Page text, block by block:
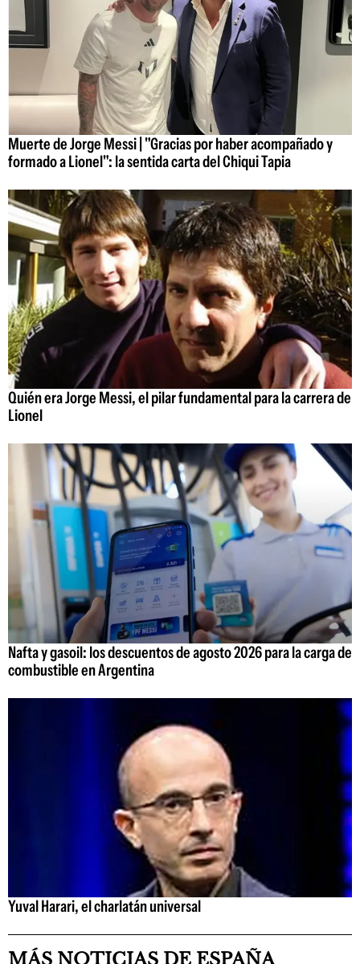
Muerte de Jorge Messi | "Gracias por haber acompañado y
formado a Lionel": la sentida carta del Chiqui Tapia
Quién era Jorge Messi, el pilar fundamental para la carrera de
Lionel
Nafta y gasoil: los descuentos de agosto 2026 para la carga de
combustible en Argentina
Yuval Harari, el charlatán universal